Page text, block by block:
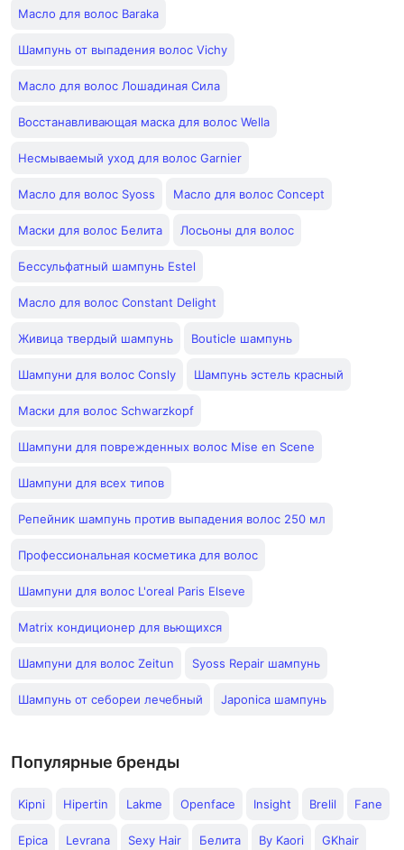
Масло для волос Baraka
Шампунь от выпадения волос Vichy
Масло для волос Лошадиная Сила
Восстанавливающая маска для волос Wella
Несмываемый уход для волос Garnier
Масло для волос Syoss Масло для волос Concept
Маски для волос Белита Лосьоны для волос
Бессульфатный шампунь Estel
Масло для волос Constant Delight
Живица твердый шампунь Bouticle шампунь
Шампуни для волос Consly Шампунь эстель красный
Маски для волос Schwarzkopf
Шампуни для поврежденных волос Mise en Scene
Шампуни для всех типов
Репейник шампунь против выпадения волос 250 мл
Профессиональная косметика для волос
Шампуни для волос L'oreal Paris Elseve
Matrix кондиционер для вьющихся
Шампуни для волос Zeitun Syoss Repair шампунь
Шампунь от себореи лечебный Japonica шампунь
Популярные бренды
Kipni Hipertin Lakme Openface Insight Brelil Fane
Epica Levrana Sexy Hair Белита By Kaori GKhair